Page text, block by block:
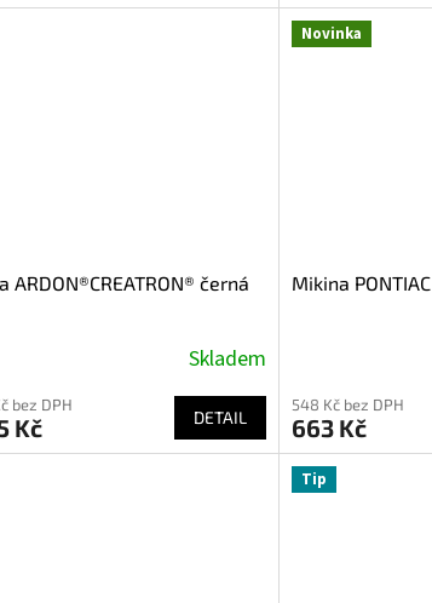
ARDON®CREATRON® černá
Skladem
bez DPH
Kč DETAIL
Novinka
Mikina PONTIAC
548 Kč bez DPH
663 Kč
Tip